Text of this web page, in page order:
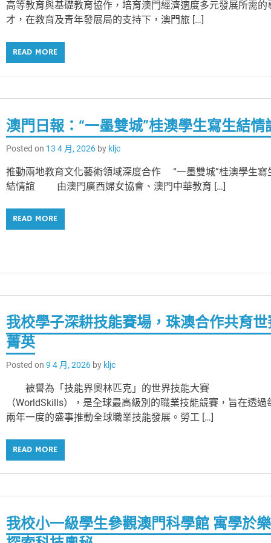
高等教育與基礎教育協作，培育澳門經濟適度多元發展所需的
才，在教育及青年發展局的支持下，澳門旅 […]
READ MORE
澳門日報：“一墨雙城”桂澳學生寫生結情
Posted on 13 4 月, 2026 by kljc
推動兩地教育文化藝術領域深度合作 “一墨雙城”桂澳學生寫
結情誼 由澳門廣西婦女協會、澳門中華教育 […]
READ MORE
我校學子深耕技能賽場，珠澳合作共育世
菁英
Posted on9 4 月, 2026 by kljc
被譽為「技能界奧林匹克」的世界技能大賽
（WorldSkills），是全球最高級別的職業技能競賽，旨在透過
兩年一度的盛事推動全球職業技能發展。勞工 […]
READ MORE
我校小一級學生參觀澳門科學館 寓學於樂